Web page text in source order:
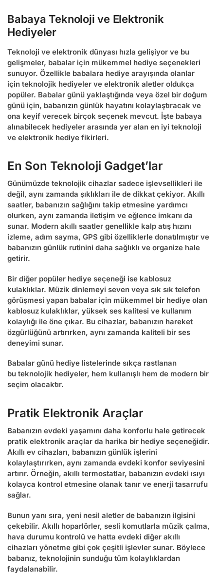
Babaya Teknoloji ve Elektronik
Hediyeler
Teknoloji ve elektronik dünyası hızla gelişiyor ve bu
gelişmeler, babalar için mükemmel hediye seçenekleri
sunuyor. Özellikle babalara hediye arayışında olanlar
için teknolojik hediyeler ve elektronik aletler oldukça
popüler. Babalar günü yaklaştığında veya özel bir doğum
günü için, babanızın günlük hayatını kolaylaştıracak ve
ona keyif verecek birçok seçenek mevcut. İşte babaya
alınabilecek hediyeler arasında yer alan en iyi teknoloji
ve elektronik hediye fikirleri.
En Son Teknoloji Gadget’lar
Günümüzde teknolojik cihazlar sadece işlevsellikleri ile
değil, aynı zamanda şıklıkları ile de dikkat çekiyor. Akıllı
saatler, babanızın sağlığını takip etmesine yardımcı
olurken, aynı zamanda iletişim ve eğlence imkanı da
sunar. Modern akıllı saatler genellikle kalp atış hızını
izleme, adım sayma, GPS gibi özelliklerle donatılmıştır ve
babanızın günlük rutinini daha sağlıklı ve organize hale
getirir.
Bir diğer popüler hediye seçeneği ise kablosuz
kulaklıklar. Müzik dinlemeyi seven veya sık sık telefon
görüşmesi yapan babalar için mükemmel bir hediye olan
kablosuz kulaklıklar, yüksek ses kalitesi ve kullanım
kolaylığı ile öne çıkar. Bu cihazlar, babanızın hareket
özgürlüğünü artırırken, aynı zamanda kaliteli bir ses
deneyimi sunar.
Babalar günü hediye listelerinde sıkça rastlanan
bu teknolojik hediyeler, hem kullanışlı hem de modern bir
seçim olacaktır.
Pratik Elektronik Araçlar
Babanızın evdeki yaşamını daha konforlu hale getirecek
pratik elektronik araçlar da harika bir hediye seçeneğidir.
Akıllı ev cihazları, babanızın günlük işlerini
kolaylaştırırken, aynı zamanda evdeki konfor seviyesini
artırır. Örneğin, akıllı termostatlar, babanızın evdeki ısıyı
kolayca kontrol etmesine olanak tanır ve enerji tasarrufu
sağlar.
Bunun yanı sıra, yeni nesil aletler de babanızın ilgisini
çekebilir. Akıllı hoparlörler, sesli komutlarla müzik çalma,
hava durumu kontrolü ve hatta evdeki diğer akıllı
cihazları yönetme gibi çok çeşitli işlevler sunar. Böylece
babanız, teknolojinin sunduğu tüm kolaylıklardan
faydalanabilir.